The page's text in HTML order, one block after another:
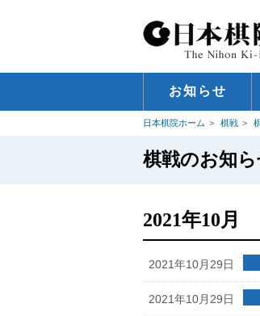
お知らせ
日本棋院ホーム 棋戦
棋戦のお知
2021年10月
2021年10月29日
2021年10月29日